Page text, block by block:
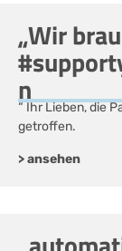
„Wir
n
“ Ihr Lieben, die
getroffen.
> ansehen